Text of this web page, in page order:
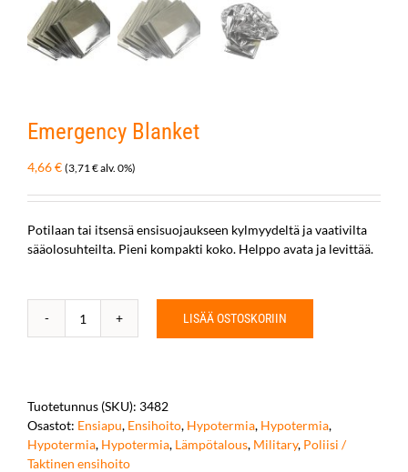
Emergency Blanket
4,66€ (3,71 €alv. 0%)
Potilaan tai itsensä ensisuojaukseen kylmyydeltä ja vaativilta
sääolosuhteilta. Pieni kompakti koko. Helppo avata ja levittää.
Emergency
LISÄÄ OSTOSKORIIN
Tuotetunnus (SKU): 3482
Osastot: Ensiapu, Ensihoito, Hypotermia, Hypotermia,
Hypotermia, Hypotermia, Lämpötalous, Military, Poliisi /
Taktinen ensihoito